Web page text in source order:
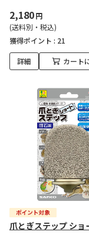
2,180円
(送料別・税込)
獲得ポイント : 21
詳細 カート
爪とぎステップ ショ